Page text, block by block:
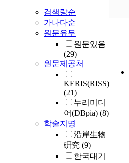
검색량순
가나다순
원문유무
원문있음
(29)
원문제공처
KERIS(RISS)
(21)
누리미디
어(DBpia) (8)
학술지명
沿岸生物
硏究 (9)
한국대기